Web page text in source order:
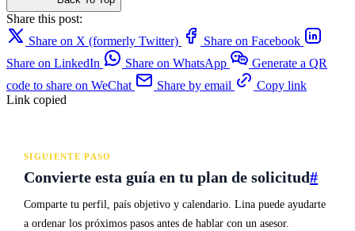
Share this post:
Share on X (formerly Twitter)
Share on Facebook
Share on LinkedIn
Share on WhatsApp
Generate a QR
code to share on WeChat
Share by email
Copy link
Link copied
SIGUIENTE PASO
Convierte esta guía en tu plan de solicitud#
Comparte tu perfil, país objetivo y calendario. Lina puede ayudarte
a ordenar los próximos pasos antes de hablar con un asesor.